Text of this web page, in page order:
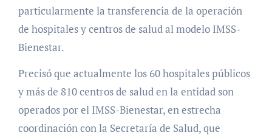
particularmente la transferencia de la operación
de hospitales y centros de salud al modelo IMSS-
Bienestar.
Precisó que actualmente los 60 hospitales públicos
y más de 810 centros de salud en la entidad son
operados por el IMSS-Bienestar, en estrecha
coordinación con la Secretaría de Salud, que